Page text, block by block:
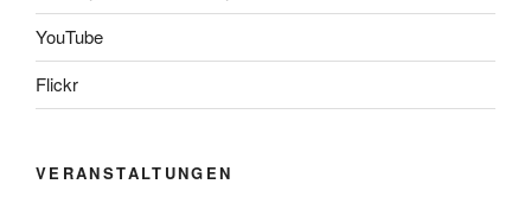
YouTube
Flickr
VERANSTALTUNGEN